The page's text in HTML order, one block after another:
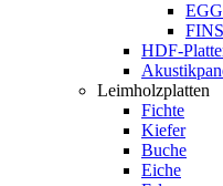
HDF-
Leimholzplatten
Fichte
Kiefer
Buche
Eiche